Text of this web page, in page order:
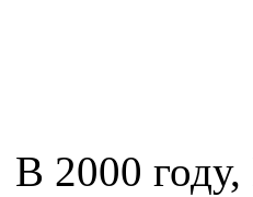
В 2000